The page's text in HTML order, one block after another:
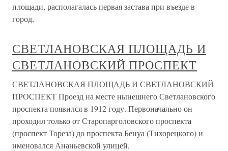
площади, располагалась первая застава при въезде в
город,
СВЕТЛАНОВСКАЯ ПЛОЩАДЬ И
СВЕТЛАНОВСКИЙ ПРОСПЕКТ
СВЕТЛАНОВСКАЯ ПЛОЩАДЬ И СВЕТЛАНОВСКИЙ
ПРОСПЕКТ Проезд на месте нынешнего Светлановского
проспекта появился в 1912 году. Первоначально он
проходил только от Старопарголовского проспекта
(проспект Тореза) до проспекта Бенуа (Тихорецкого) и
именовался Ананьевской улицей,